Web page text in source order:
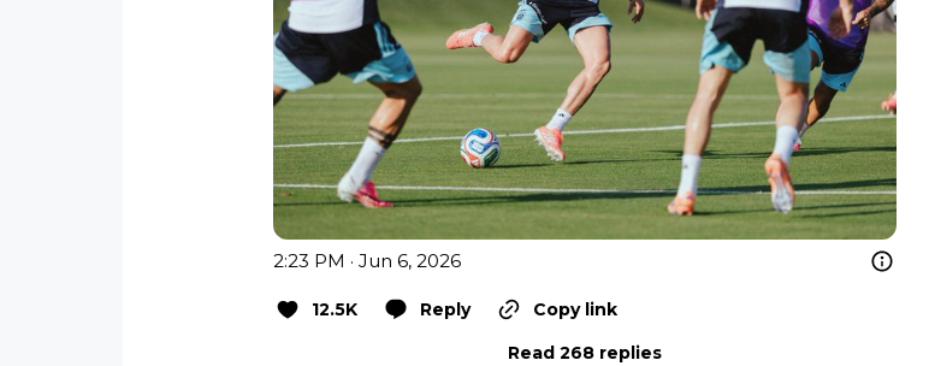
2:23 PM · Jun 6, 2026
12.5K Reply
Copy link
Read 268 replies